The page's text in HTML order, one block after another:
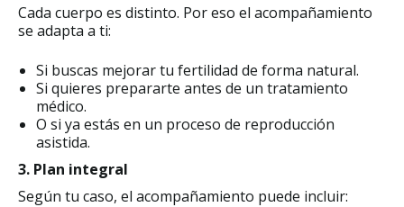
Cada cuerpo es distinto. Por eso el acompañamiento
se adapta a ti:
Si buscas mejorar tu fertilidad de forma natural.
Si quieres prepararte antes de un tratamiento
médico.
O si ya estás en un proceso de reproducción
asistida.
3. Plan integral
Según tu caso, el acompañamiento puede incluir: